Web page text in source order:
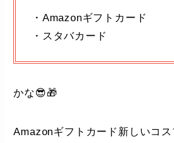
・Amazonギフトカード
・スタバカード
かな😎🎁
Amazonギフトカード新しいコ